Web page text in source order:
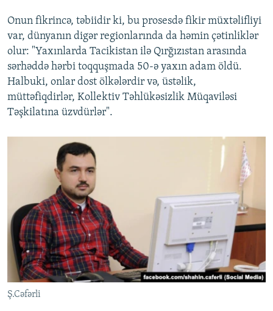
Onun fikrincə, təbiidir ki, bu prosesdə fikir müxtəlifliyi
var, dünyanın digər regionlarında da həmin çətinliklər
olur: "Yaxınlarda Tacikistan ilə Qırğızıstan arasında
sərhəddə hərbi toqquşmada 50-ə yaxın adam öldü.
Halbuki, onlar dost ölkələrdir və, üstəlik,
müttəfiqdirlər, Kollektiv Təhlükəsizlik Müqaviləsi
Təşkilatına üzvdürlər".
Ş.Cəfərli